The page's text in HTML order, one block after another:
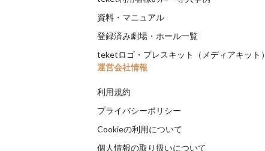
資料・マニュアル
登録済み劇場・ホール一覧
teketロゴ・プレスキット（メディアキット）
運営会社情報
利用規約
プライバシーポリシー
Cookieの利用について
個人情報の取り扱いについて